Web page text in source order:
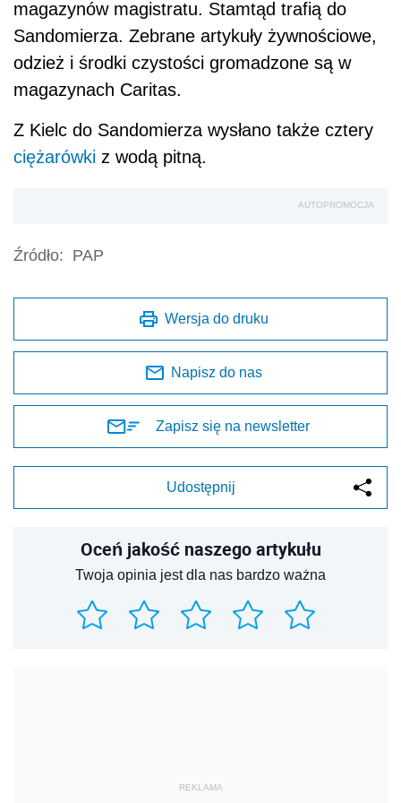
magazynów magistratu. Stamtąd trafią do
Sandomierza. Zebrane artykuły żywnościowe,
odzież i środki czystości gromadzone są w
magazynach Caritas.
Z Kielc do Sandomierza wysłano także cztery
ciężarówki z wodą pitną.
AUTOPROMOCJA
Źródło: PAP
Wersja do druku
Napisz do nas
Zapisz się na newsletter
Udostępnij
Oceń jakość naszego artykułu
Twoja opinia jest dla nas bardzo ważna
REKLAMA